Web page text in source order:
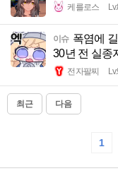
케를로스
이슈 폭염에
30년 전 실종
전자팔찌
최근 다음
1